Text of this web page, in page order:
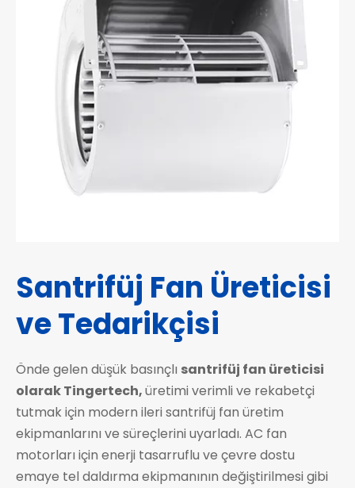
Santrifüj Fan Üreticisi
ve Tedarikçisi
Önde gelen düşük basınçlı santrifüj fan üreticisi
olarak Tingertech,üretimi verimli ve rekabetçi
tutmak için modern ileri santrifüj fan üretim
ekipmanlarını ve süreçlerini uyarladı. AC fan
motorları için enerji tasarruflu ve çevre dostu
emaye tel daldırma ekipmanının değiştirilmesi gibi